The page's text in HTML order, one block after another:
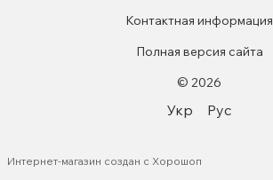
Контактная информация
Полная версия сайта
© 2026
Укр Рус
Интернет-магазин создан с Хорошоп